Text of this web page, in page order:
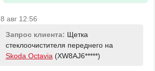
8 авг 12:56
Запрос клиента: Щетка
стеклоочистителя переднего на
Skoda Octavia (XW8AJ6*****)